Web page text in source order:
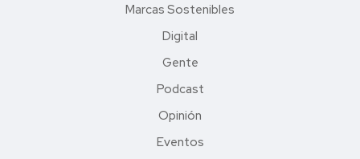
Marcas Sostenibles
Digital
Gente
Podcast
Opinión
Eventos